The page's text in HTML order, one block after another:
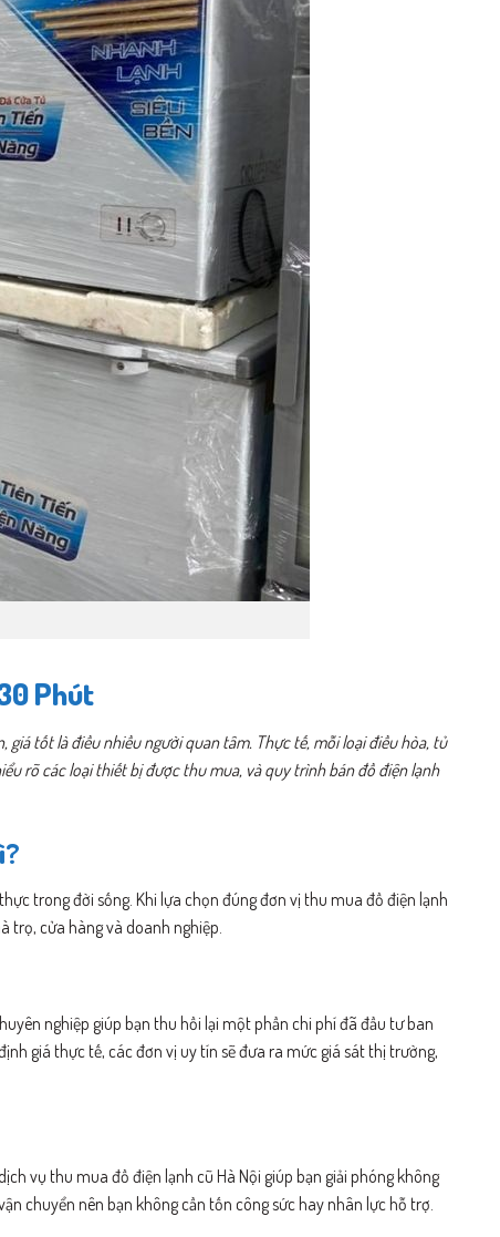
Phút
giá tốt là điều nhiều người quan tâm. Thực tế, mỗi loại điều hòa, tủ
rõ các loại thiết bị được thu mua, và quy trình bán đồ điện lạnh
trong đời sống. Khi lựa chọn đúng đơn vị thu mua đồ điện lạnh
trọ, cửa hàng và doanh nghiệp.
nghiệp giúp bạn thu hồi lại một phần chi phí đã đầu tư ban
giá thực tế, các đơn vị uy tín sẽ đưa ra mức giá sát thị trường,
vụ thu mua đồ điện lạnh cũ Hà Nội giúp bạn giải phóng không
chuyển nên bạn không cần tốn công sức hay nhân lực hỗ trợ.